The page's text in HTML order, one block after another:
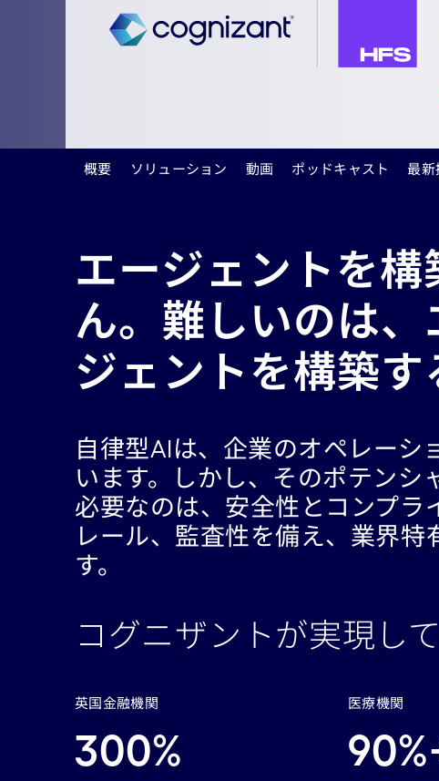
概要 ソリューション 動画 ポッドキャスト 最新
エージェントを
ん。難しいのは
ジェントを構築す
自律型AIは、企業のオペレーシ
います。しかし、そのポテンシ
必要なのは、安全性とコンプラ
レール、監査性を備え、業界
す。
コグニザントが実現し
Carousel starts
英国金融機関
300%
医療機関